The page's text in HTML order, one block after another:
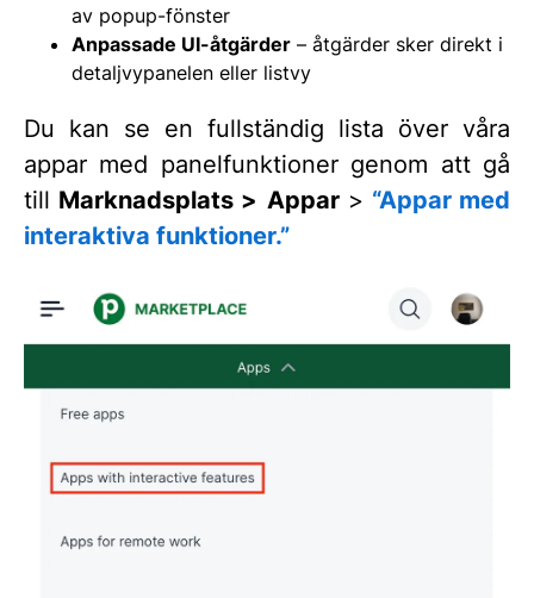
av popup-fönster
Anpassade UI-åtgärder – åtgärder sker direkt i
detaljvypanelen eller listvy
Du kan se en fullständig lista över våra
appar med panelfunktioner genom att gå
till Marknadsplats > Appar> “Appar med
interaktiva funktioner.”